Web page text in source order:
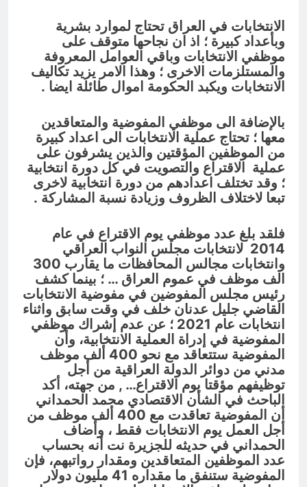
الانتخابات في العراق تحتاج لموارد بشرية
وبأعداد كبيرة ؛ اذ ان نجاحها متوقف على
موظفي الانتخابات وباقي العوامل المعروفة
والمستلزمات الاخرى ؛ وهذا الامر يزيد تكاليف
الانتخابات ويكبد الحكومة اموال طائلة ايضا .
بالإضافة الى موظفي المفوضية والمتعاقدين
معها ؛ تحتاج عملية الانتخابات الى اعداد كبيرة
من الموظفين المؤقتين والذين يشرفون على
عملية الاقتراع والتصويت في كل دورة انتخابية
؛ وقد تختلف اعدادهم من دورة انتخابية لاخرى
تبعا لاختلاف الظروف وزيادة نسبة المشاركة .
فلقد بلغ عدد موظفي يوم الاقتراع في عام
2014 لانتخابات مجلس النواب العراقي
وانتخابات مجالس المحافظات ما يقارب 300
الف موظف في عموم العراق … ؛ بينما كشف
رئيس مجلس المفوضين في مفوضية الانتخابات
القاضي جليل عدنان خلف في وقت سابق واثناء
انتخابات عام 2021 ؛ عن عدم إشراك موظفي
المفوضية في إدراة العملية الانتخابية، وأن
المفوضية ستتعاقد مع نحو 400 ألف موظف
مدني من دوائر الدولة العراقية من أجل
توظيفهم مؤقتا يوم الاقتراع… , من جهته، أكد
الباحث في الشأن الاقتصادي محمد الحمداني
أن المفوضية تعاقدت مع 400 ألف موظف من
أجل العمل يوم الانتخابات فقط ، وأضاف
الحمداني في حديثه للجزيرة نت أنه بحساب
عدد الموظفين المتعاقدين ومقدار رواتبهم، فإن
المفوضية ستنفق ما مقداره 41 مليون دولار